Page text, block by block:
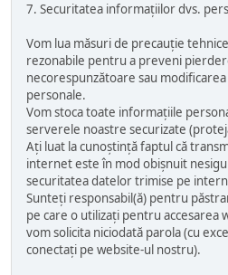
7. Securitatea informațiilor dvs.
Vom lua măsuri de precauție
rezonabile pentru a preveni
necorespunzătoare sau
personale.
Vom stoca toate informațiile
serverele noastre securizate
Ați luat la cunoștință faptul că
internet este în mod obișnuit
securitatea datelor trimise pe
Sunteți responsabil(ă) pentru
pe care o utilizați pentru accesarea
vom solicita niciodată parola (cu
conectați pe website-ul nostru).